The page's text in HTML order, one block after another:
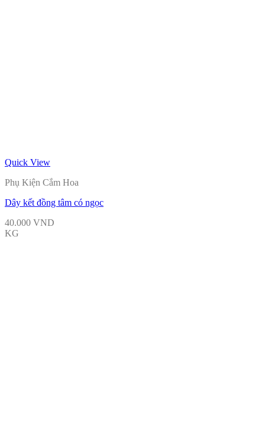
Quick View
Phụ Kiện Cắm Hoa
Dây kết đồng tâm có ngọc
40.000 VND
KG